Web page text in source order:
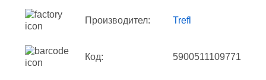
Производител: Trefl
Код: 5900511109771